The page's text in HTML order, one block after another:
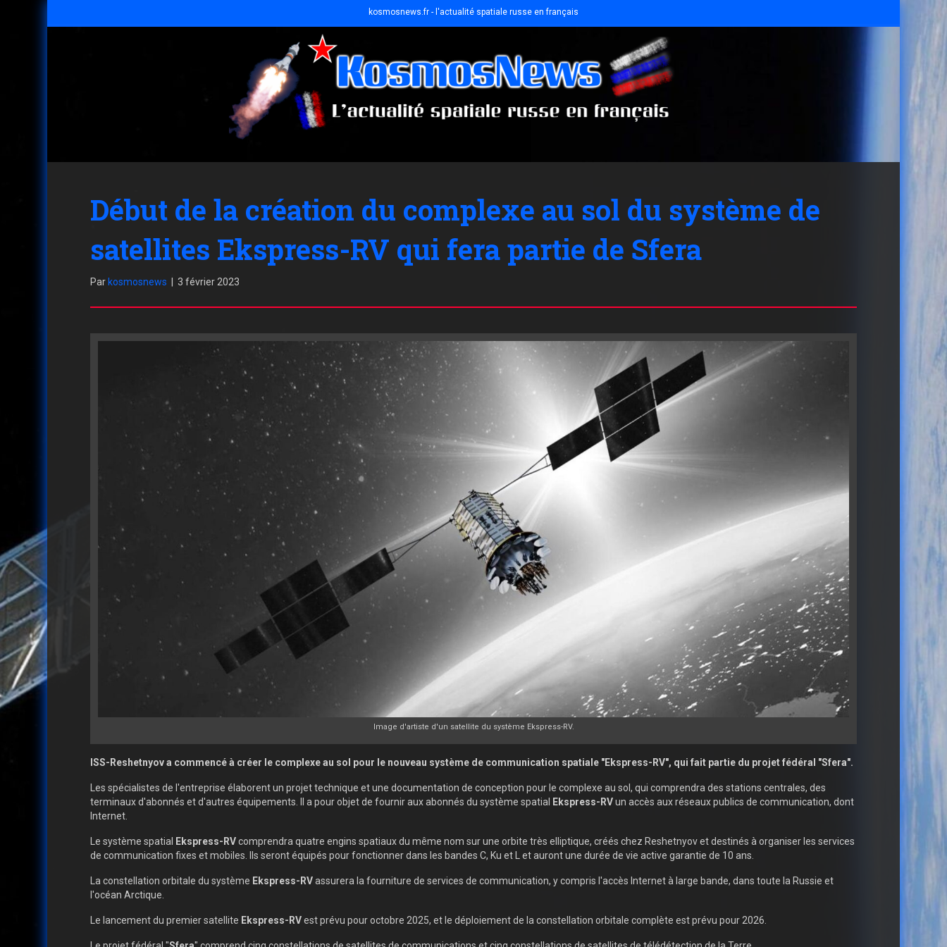
kosmosnews.fr - l'actualité spatiale russe en français
Début de la création du complexe au sol du système de
satellites Ekspress-RV qui fera partie de Sfera
Par kosmosnews 3 février 2023
Image d'artiste d'un satellite du système Ekspress-RV.
ISS-Reshetnyov a commencé à créer le complexe au sol pour le nouveau système de communication spatiale "Ekspress-RV", qui fait partie du projet fédéral "Sfera".
Les spécialistes de l'entreprise élaborent un projet technique et une documentation de conception pour le complexe au sol, qui comprendra des stations centrales, des
terminaux d'abonnés et d'autres équipements. Il a pour objet de fournir aux abonnés du système spatial
Ekspress-RVun accès aux réseaux publics de communication, dont
Internet.
Le système spatial Ekspress-RVcomprendra quatre engins spatiaux du même nom sur une orbite très elliptique, créés chez Reshetnyov et destinés à organiser les services
de communication fixes et mobiles. Ils seront équipés pour fonctionner dans les bandes C, Ku et L et auront une durée de vie active garantie de 10 ans.
La constellation orbitale du système Ekspress-RVassurera la fourniture de services de communication, y compris l'accès Internet à large bande, dans toute la Russie et
l'océan Arctique.
Le lancement du premier satellite Ekspress-RVest prévu pour octobre 2025, et le déploiement de la constellation orbitale complète est prévu pour 2026.